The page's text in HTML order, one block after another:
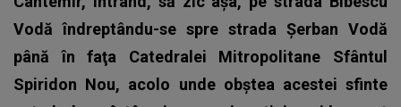
Vodă îndreptându-se spre strada Şerban Vodă
până în faţa Catedralei Mitropolitane Sfântul
Spiridon Nou, acolo unde obştea acestei sfinte